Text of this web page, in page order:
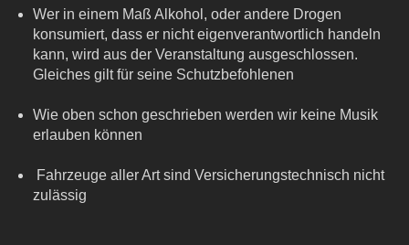
Wer in einem Maß Alkohol, oder andere Drogen
konsumiert, dass er nicht eigenverantwortlich handeln
kann, wird aus der Veranstaltung ausgeschlossen.
Gleiches gilt für seine Schutzbefohlenen
Wie oben schon geschrieben werden wir keine Musik
erlauben können
Fahrzeuge aller Art sind Versicherungstechnisch nicht
zulässig